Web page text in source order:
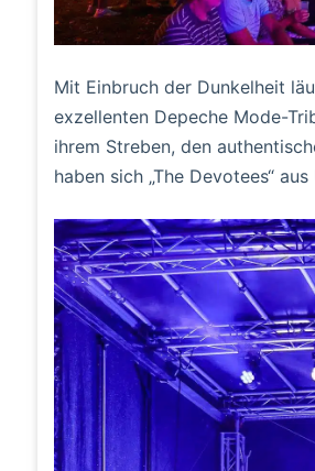
Mit Einbruch der Dunkelheit
exzellenten Depeche Mode-
ihrem Streben, den
haben sich „The Devotees“